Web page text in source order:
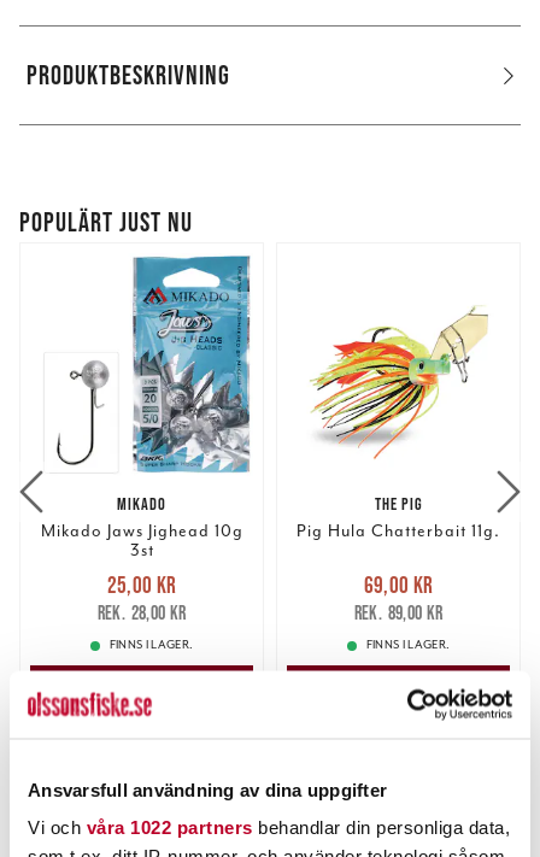
Ansvarsfull användning av dina uppgifter
Vi och våra 1022 partners behandlar din personliga data,
PRODUKTBESKRIVNING
POPULÄRT JUST NU
MIKADO
Mikado Jaws Jighead 10g
3st
Nuvarande pris
25,00 krTidigare pris
28,00 kr
25,00 kr
28,00 kr
FINNS I LAGER.
LÄS MER
THE PIG
Pig Hula Chatterbait 11g.
Nuvarande pris
69,00 krTidigare pris
89,00 kr
69,00 kr
89,00 kr
FINNS I LAGER.
LÄS MER
ANDRA TITTADE OCKSÅ PÅ